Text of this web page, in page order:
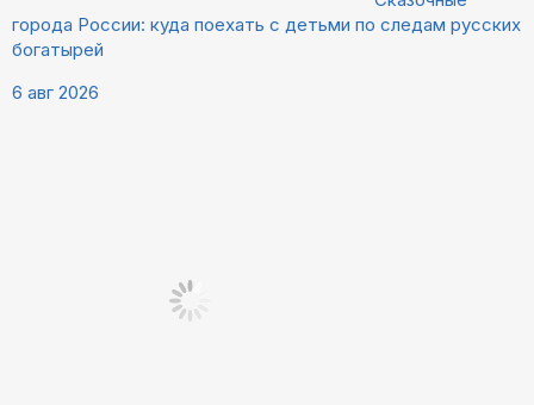
города России: куда поехать с детьми по следам русских
богатырей
6 авг 2026